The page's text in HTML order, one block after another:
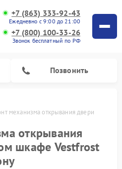
+7 (863) 333-92-43
Ежедневно с 9:00 до 21:00
+7 (800) 100-33-26
Звонок бесплатный по РФ
Позвонить
механизма открывания двери
открывания
шкафе Vestfrost